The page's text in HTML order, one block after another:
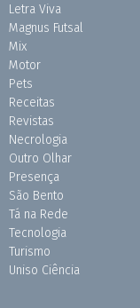
Letra Viva
Magnus Futsal
Mix
Motor
Pets
Receitas
Revistas
Necrologia
Outro Olhar
Presença
São Bento
Tá na Rede
Tecnologia
Turismo
Uniso Ciência